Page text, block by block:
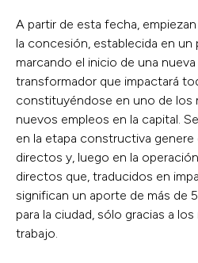
A partir de esta fecha,
la concesión, establecida en un
marcando el inicio de una
transformador que impactará
constituyéndose en uno de los
nuevos empleos en la capital.
en la etapa constructiva
directos y, luego en la
directos que, traducidos en
significan un aporte de más de
para la ciudad, sólo gracias a
trabajo.